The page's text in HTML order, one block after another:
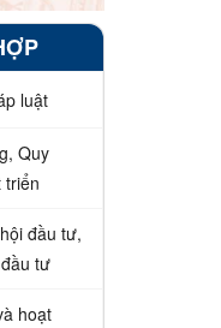
luật
Quy
triển
đầu tư,
tư
hoạt